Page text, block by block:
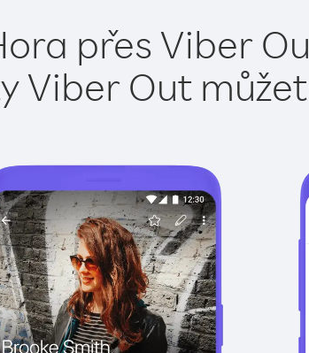
přes Viber
Viber Out